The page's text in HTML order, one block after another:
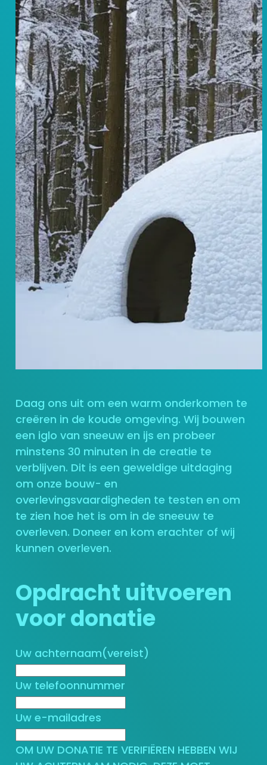
Daag ons uit om een warm onderkomen te
creëren in de koude omgeving. Wij bouwen
een iglo van sneeuw en ijs en probeer
minstens 30 minuten in de creatie te
verblijven. Dit is een geweldige uitdaging
om onze bouw- en
overlevingsvaardigheden te testen en om
te zien hoe het is om in de sneeuw te
overleven. Doneer en kom erachter of wij
kunnen overleven.
Opdracht uitvoeren
voor donatie
Uw achternaam(vereist)
Uw telefoonnummer
Uw e-mailadres
OM UW DONATIE TE VERIFIËREN HEBBEN WIJ